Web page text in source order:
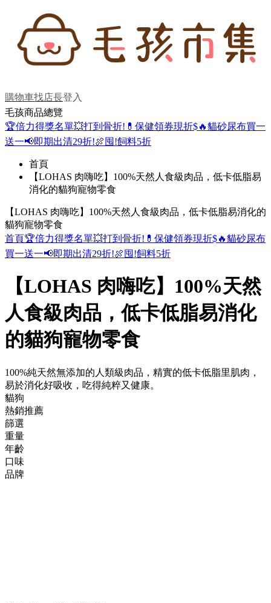
購物車找店長登入
毛孩商品總覽
🏆倍力得獎名單💥打到骨折! 💊保健領券現折$🔥貓砂尿布買一
送一📢即期出清29折!🍖囤!飼料5折
首頁
【LOHAS 肉嗨吃】100%天然人食級肉品，低卡低脂易
消化的貓狗寵物零食
【LOHAS 肉嗨吃】100%天然人食級肉品，低卡低脂易消化的
貓狗寵物零食
首頁🏆倍力得獎名單💥打到骨折! 💊保健領券現折$🔥貓砂尿布
買一送一📢即期出清29折!🍖囤!飼料5折
【LOHAS 肉嗨吃】100%天然
人食級肉品，低卡低脂易消化
的貓狗寵物零食
100%純天然無添加的人類級肉品，精實的低卡低脂里肌肉，
易於消化好吸收，吃得純粹又健康。
貓狗
熱銷推薦
篩選
重量
年齡
口味
品牌